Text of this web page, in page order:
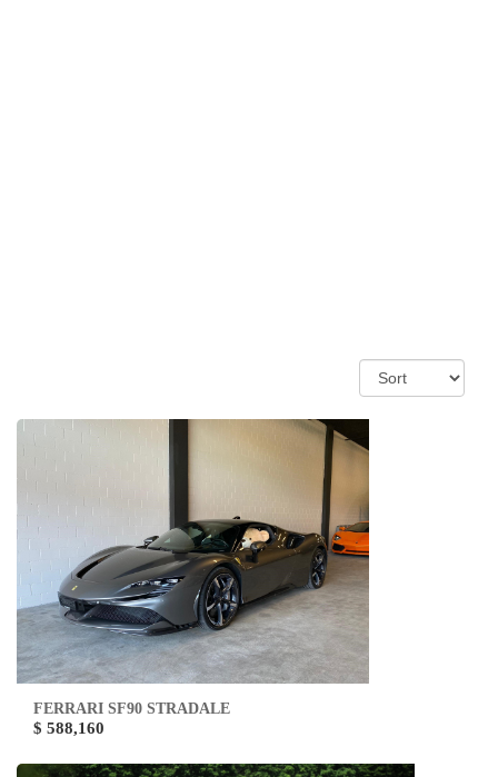
FERRARI SF90 STRADALE
$ 588,160